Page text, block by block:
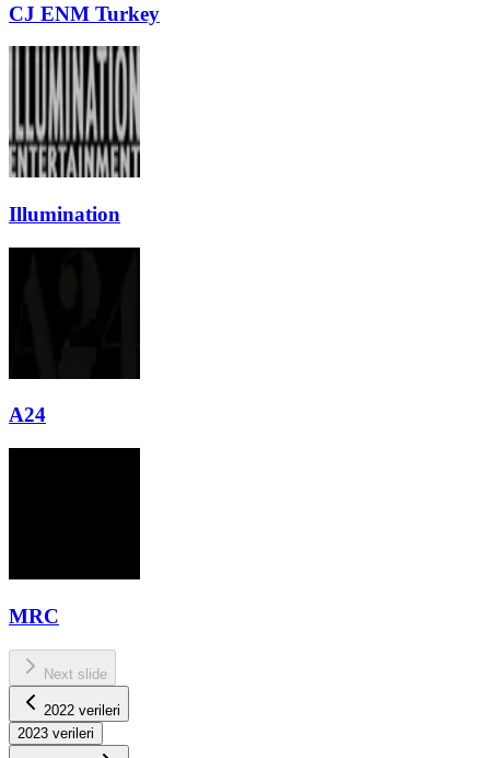
CJ ENM Turkey
Illumination
A24
MRC
Next slide
2022 verileri
2023 verileri